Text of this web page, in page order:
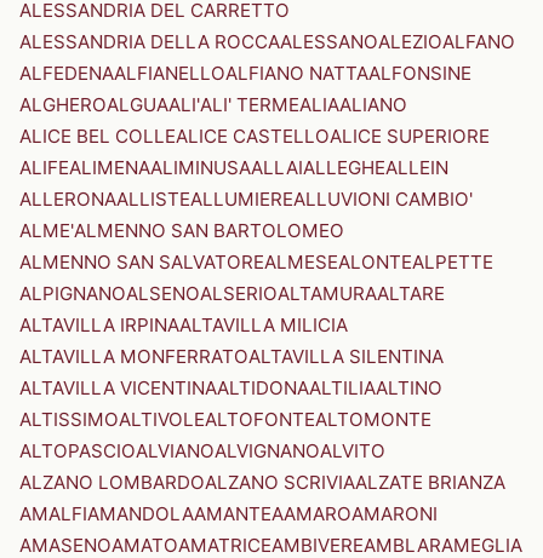
ALESSANDRIA DEL CARRETTO
ALESSANDRIA DELLA ROCCAALESSANOALEZIOALFANO
ALFEDENAALFIANELLOALFIANO NATTAALFONSINE
ALGHEROALGUAALI'ALI' TERMEALIAALIANO
ALICE BEL COLLEALICE CASTELLOALICE SUPERIORE
ALIFEALIMENAALIMINUSAALLAIALLEGHEALLEIN
ALLERONAALLISTEALLUMIEREALLUVIONI CAMBIO'
ALME'ALMENNO SAN BARTOLOMEO
ALMENNO SAN SALVATOREALMESEALONTEALPETTE
ALPIGNANOALSENOALSERIOALTAMURAALTARE
ALTAVILLA IRPINAALTAVILLA MILICIA
ALTAVILLA MONFERRATOALTAVILLA SILENTINA
ALTAVILLA VICENTINAALTIDONAALTILIAALTINO
ALTISSIMOALTIVOLEALTOFONTEALTOMONTE
ALTOPASCIOALVIANOALVIGNANOALVITO
ALZANO LOMBARDOALZANO SCRIVIAALZATE BRIANZA
AMALFIAMANDOLAAMANTEAAMAROAMARONI
AMASENOAMATOAMATRICEAMBIVEREAMBLARAMEGLIA